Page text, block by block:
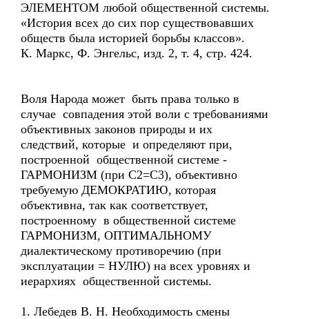
ЭЛЕМЕНТОМ любой общественной системы.
«История всех до сих пор существовавших
обществ была историей борьбы классов».
К. Маркс, Ф. Энгельс, изд. 2, т. 4, стр. 424.
Воля Народа может быть права только в
случае совпадения этой воли с требованиями
объективных законов природы и их
следствий, которые и определяют при,
построенной общественной системе -
ГАРМОНИЗМ (при С2=С3), объективно
требуемую ДЕМОКРАТИЮ, которая
объективна, так как соответствует,
построенному в общественной системе
ГАРМОНИЗМ, ОПТИМАЛЬНОМУ
диалектическому противоречию (при
эксплуатации = НУЛЮ) на всех уровнях и
иерархиях общественной системы.
1. Лебедев В. Н. Необходимость смены